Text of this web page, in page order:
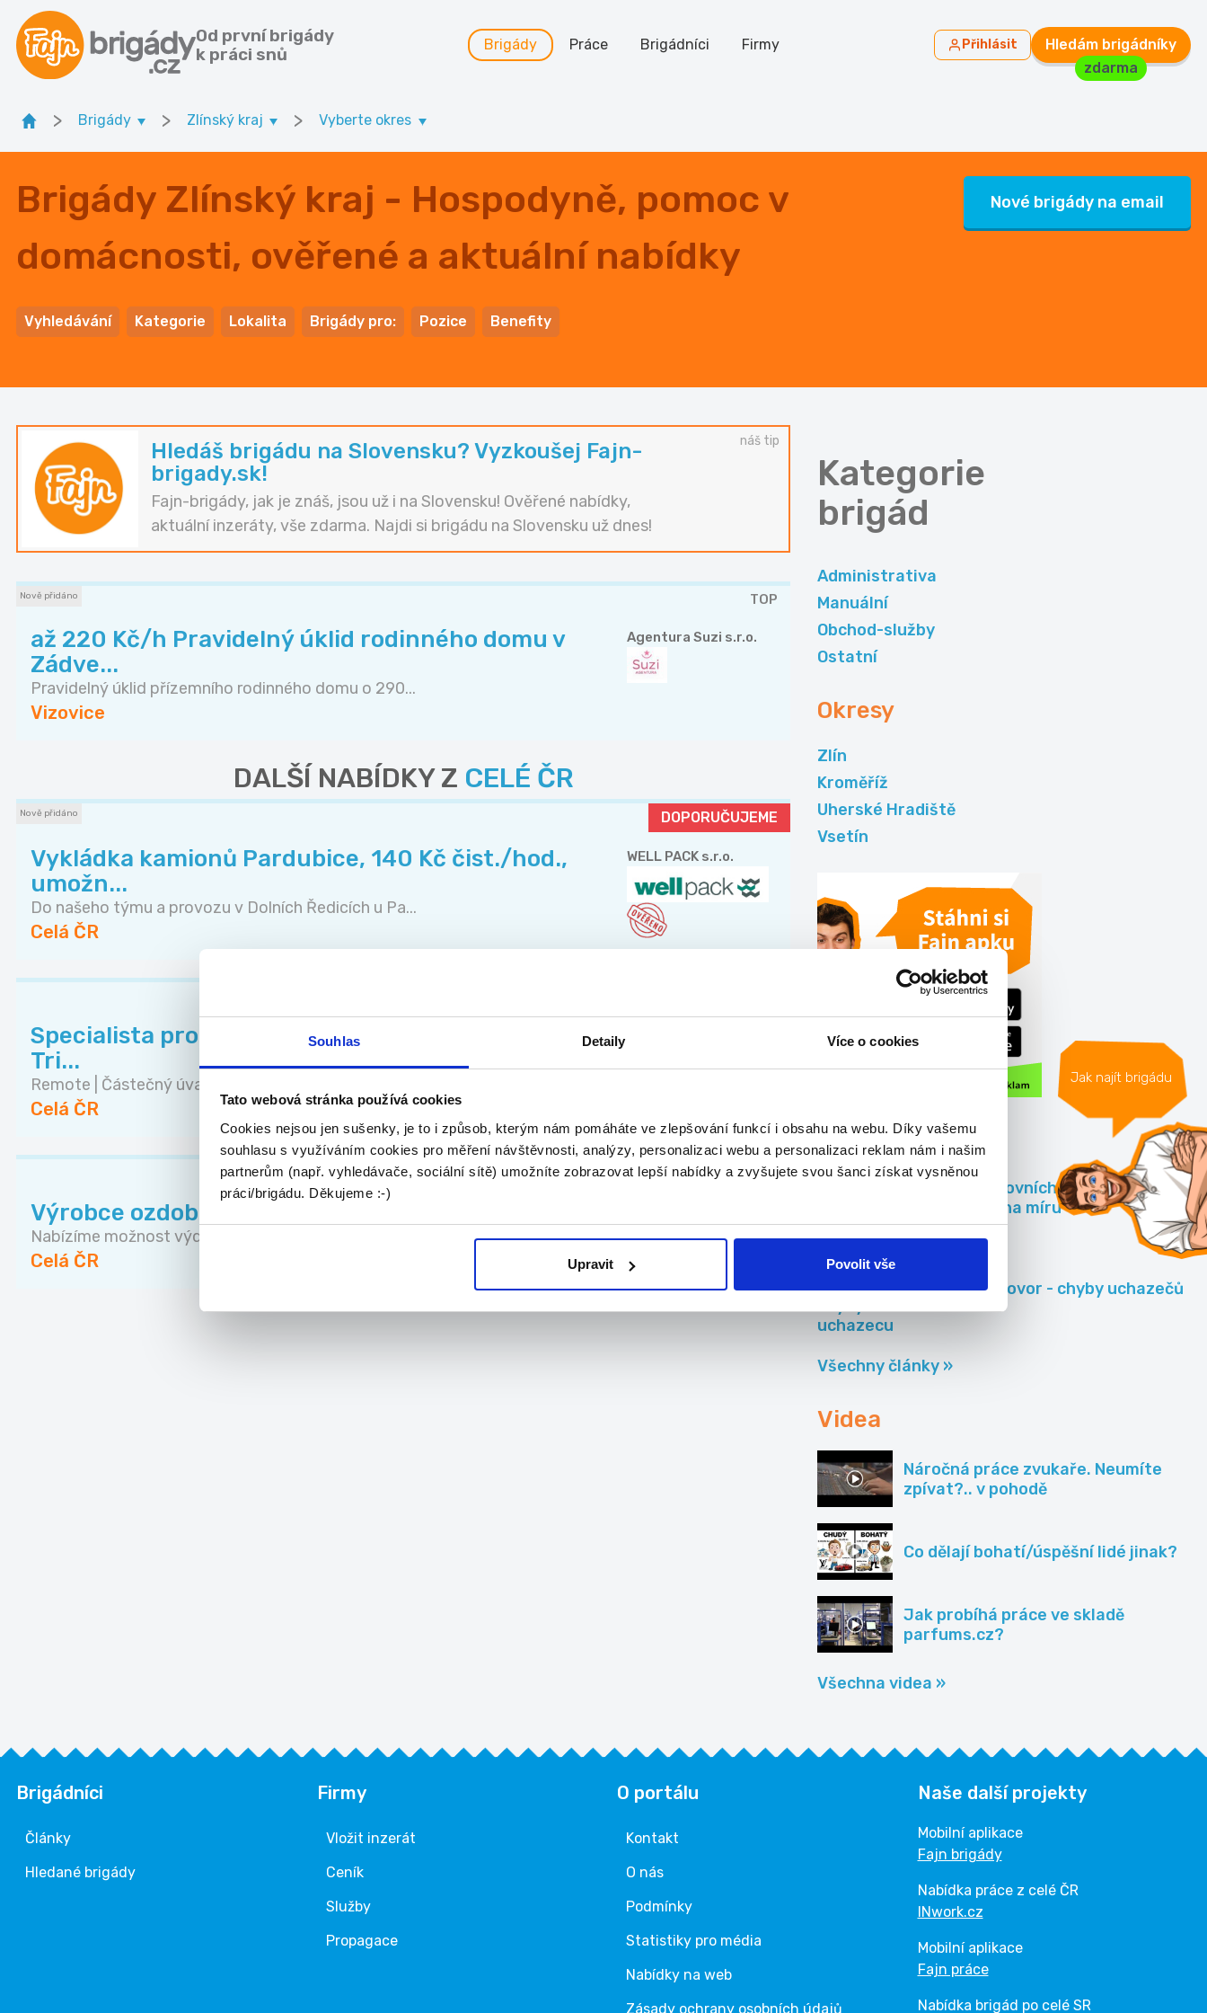
Souhlas Detaily Více o cookies
Tato webová stránka používá cookies
Cookies nejsou jen sušenky, je to i způsob, kterým nám pomáháte ve zlepšování funkcí i obsahu na webu. Díky vašemu
souhlasu s využíváním cookies pro měření návštěvnosti, analýzy, personalizaci webu a personalizaci reklam nám i našim
partnerům (např. vyhledávače, sociální sítě) umožníte zobrazovat lepší nabídky a zvyšujete svou šanci získat vysněnou
práci/brigádu. Děkujeme :-)
Upravit Povolit vše
Od první brigády
k práci snů
Brigády Práce Brigádníci Firmy Přihlásit
Hledám brigádníky
zdarma
Jak najít brigádu
> Brigády > Zlínský kraj > Vyberte okres
Brigády Zlínský kraj - Hospodyně, pomoc v
domácnosti, ověřené a aktuální nabídky
Vyhledávání Kategorie Lokalita Brigády pro: Pozice Benefity
Nové brigády na email
Hledáš brigádu na Slovensku? Vyzkoušej Fajn-
brigady.sk!
Fajn-brigády, jak je znáš, jsou už i na Slovensku! Ověřené nabídky,
aktuální inzeráty, vše zdarma. Najdi si brigádu na Slovensku už dnes!
náš tip
Nově přidáno TOP
až 220 Kč/h Pravidelný úklid rodinného domu v
Zádve...
Pravidelný úklid přízemního rodinného domu o 290...
Vizovice
Agentura Suzi s.r.o.
DALŠÍ NABÍDKY Z CELÉ ČR
Nově přidáno DOPORUČUJEME
Vykládka kamionů Pardubice, 140 Kč čist./hod.,
umožn...
Do našeho týmu a provozu v Dolních Ředicích u Pa...
Celá ČR
WELL PACK s.r.o.
Specialista prodeje ukázkových lekcí v IT škole |
Tri...
Remote | Částečný úvazek | od 15:00 Rodiče chtě...
Celá ČR
TOP
Výrobce ozdobných předmětů
Nabízíme možnost výdělkové činnosti výrobou nebo...
Celá ČR
Kategorie
brigád
Administrativa
Manuální
Obchod-služby
Ostatní
Okresy
Zlín
Kroměříž
Uherské Hradiště
Vsetín
Články
Přehled pracovních úvazků, které
vám sednou na míru
Pracovní pohovor - chyby uchazečů
Všechny články »
Videa
Náročná práce zvukaře. Neumíte
zpívat?.. v pohodě
Co dělají bohatí/úspěšní lidé jinak?
Jak probíhá práce ve skladě
parfums.cz?
Všechna videa »
Brigádníci
Články
Hledané brigády
Firmy
Vložit inzerát
Ceník
Služby
Propagace
O portálu
Kontakt
O nás
Podmínky
Statistiky pro média
Nabídky na web
Zásady ochrany osobních údajů
Naše další projekty
Mobilní aplikace
Fajn brigády
Nabídka práce z celé ČR
INwork.cz
Mobilní aplikace
Fajn práce
Nabídka brigád po celé SR